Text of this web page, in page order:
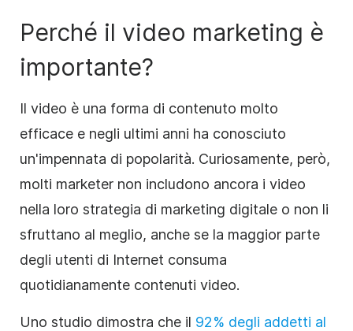
Perché il video marketing è
importante?
Il video è una forma di contenuto molto
efficace e negli ultimi anni ha conosciuto
un'impennata di popolarità. Curiosamente, però,
molti marketer non includono ancora i video
nella loro strategia di marketing digitale o non li
sfruttano al meglio, anche se la maggior parte
degli utenti di Internet consuma
quotidianamente contenuti video.
Uno studio dimostra che il 92% degli addetti al